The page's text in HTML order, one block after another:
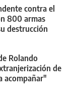
contra el
800 armas
destrucción
Rolando
de
acompañar"